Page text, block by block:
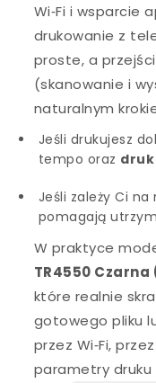
Wi‑Fi i wsparcie
drukowanie z
proste, a
(skanowanie i
naturalnym
Jeśli drukujesz
tempo oraz
Jeśli zależy Ci
pomagają
W praktyce
TR4550
które realnie
gotowego pliku
przez Wi‑Fi,
parametry druku